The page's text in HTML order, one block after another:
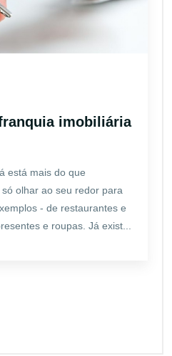
imobiliária
está mais do que
olhar ao seu redor para
- de restaurantes e
e roupas. Já exist...